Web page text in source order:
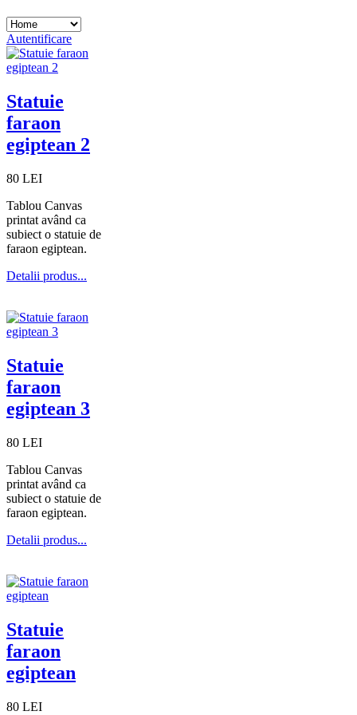
Autentificare
Statuie
faraon
egiptean 2
80 LEI
Tablou Canvas
printat având ca
subiect o statuie de
faraon egiptean.
Detalii produs...
Statuie
faraon
egiptean 3
80 LEI
Tablou Canvas
printat având ca
subiect o statuie de
faraon egiptean.
Detalii produs...
Statuie
faraon
egiptean
80 LEI